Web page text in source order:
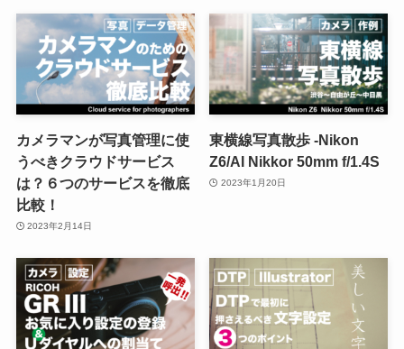
カメラマンが写真管理に使
うべきクラウドサービス
は？６つのサービスを徹底
比較！
2023年2月14日
東横線写真散歩 -Nikon
Z6/AI Nikkor 50mm f/1.4S
2023年1月20日